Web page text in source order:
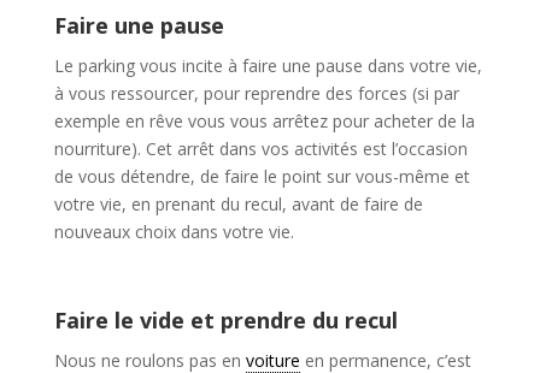
Faire une pause
Le parking vous incite à faire une pause dans votre vie,
à vous ressourcer, pour reprendre des forces (si par
exemple en rêve vous vous arrêtez pour acheter de la
nourriture). Cet arrêt dans vos activités est l’occasion
de vous détendre, de faire le point sur vous-même et
votre vie, en prenant du recul, avant de faire de
nouveaux choix dans votre vie.
Faire le vide et prendre du recul
Nous ne roulons pas en voiture en permanence, c’est